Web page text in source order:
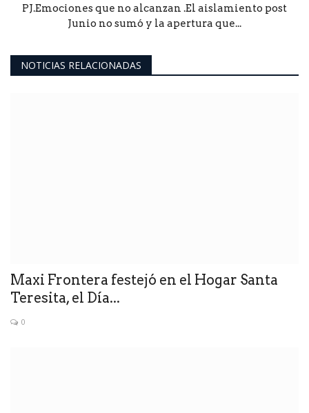
PJ.Emociones que no alcanzan .El aislamiento post
Junio no sumó y la apertura que...
NOTICIAS RELACIONADAS
Maxi Frontera festejó en el Hogar Santa
Teresita, el Día...
0